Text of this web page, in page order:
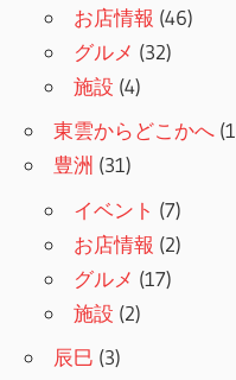
お店情報 (46)
グルメ (32)
施設 (4)
東雲からどこかへ
豊洲 (31)
イベント (7)
お店情報 (2)
グルメ (17)
施設 (2)
辰巳 (3)